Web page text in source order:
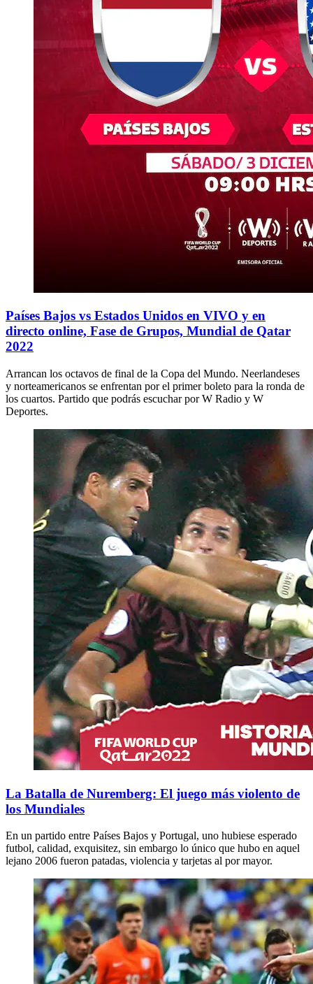
Países Bajos vs Estados Unidos en VIVO y en
directo online, Fase de Grupos, Mundial de Qatar
2022
Arrancan los octavos de final de la Copa del Mundo. Neerlandeses
y norteamericanos se enfrentan por el primer boleto para la ronda de
los cuartos. Partido que podrás escuchar por W Radio y W
Deportes.
La Batalla de Nuremberg: El juego más violento de
los Mundiales
En un partido entre Países Bajos y Portugal, uno hubiese esperado
futbol, calidad, exquisitez, sin embargo lo único que hubo en aquel
lejano 2006 fueron patadas, violencia y tarjetas al por mayor.